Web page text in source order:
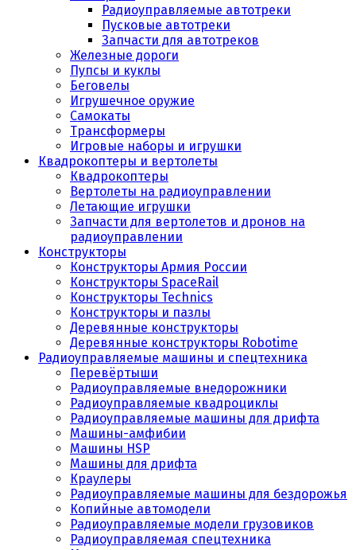
Радиоуправляемые автотреки
Пусковые автотреки
Запчасти для автотреков
Железные дороги
Пупсы и куклы
Беговелы
Игрушечное оружие
Самокаты
Трансформеры
Игровые наборы и игрушки
Квадрокоптеры и вертолеты
Квадрокоптеры
Вертолеты на радиоуправлении
Летающие игрушки
Запчасти для вертолетов и дронов на
радиоуправлении
Конструкторы
Конструкторы Армия России
Конструкторы SpaceRail
Конструкторы Technics
Конструкторы и пазлы
Деревянные конструкторы
Деревянные конструкторы Robotime
Радиоуправляемые машины и спецтехника
Перевёртыши
Радиоуправляемые внедорожники
Радиоуправляемые квадроциклы
Радиоуправляемые машины для дрифта
Машины-амфибии
Машины HSP
Машины для дрифта
Краулеры
Радиоуправляемые машины для бездорожья
Копийные автомодели
Радиоуправляемые модели грузовиков
Радиоуправляемая спецтехника